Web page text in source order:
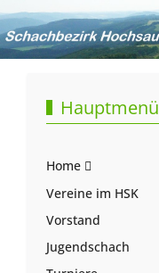
Hauptmenü
Home
Vereine im HSK
Vorstand
Jugendschach